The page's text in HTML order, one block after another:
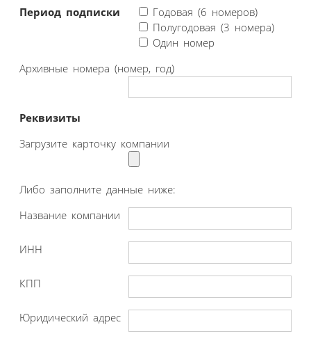
Период подписки
Годовая (6 номеров)
Полугодовая (3 номера)
Один номер
Архивные номера (номер, год)
Реквизиты
Загрузите карточку компании
Либо заполните данные ниже:
Название компании
ИНН
КПП
Юридический адрес